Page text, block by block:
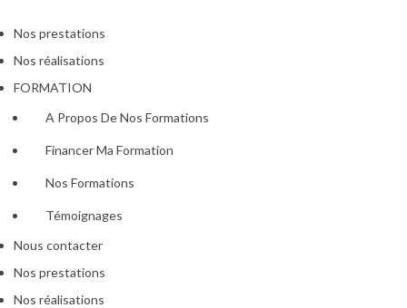
Nos prestations
Nos réalisations
FORMATION
A Propos De Nos Formations
Financer Ma Formation
Nos Formations
Témoignages
Nous contacter
Nos prestations
Nos réalisations